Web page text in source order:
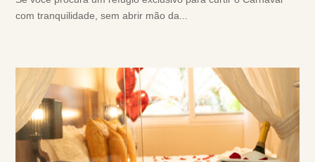
com tranquilidade, sem abrir mão da...